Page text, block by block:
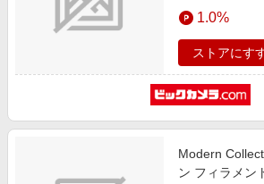
スポーツ・アウトドア・ゴルフ
旅行・レジャー・ホテル予約
楽天サービス特集
お中元特集2026
Apple公式サイト×楽天カード分割払い
1.0%
ストアにす
Modern
ン フィラメン